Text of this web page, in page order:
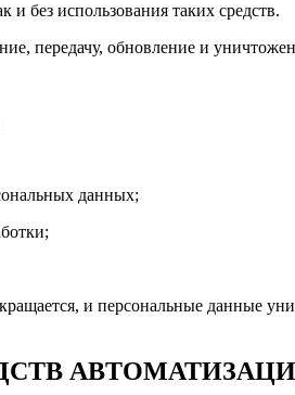
без использования таких средств.
передачу, обновление и
данных;
и персональные данные